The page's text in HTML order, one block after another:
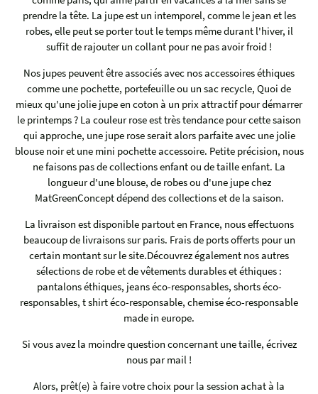
prendre la tête. La jupe est un intemporel, comme le jean et les
robes, elle peut se porter tout le temps même durant l'hiver, il
suffit de rajouter un collant pour ne pas avoir froid !
Nos jupes peuvent être associés avec nos accessoires éthiques
comme une pochette, portefeuille ou un sac recycle, Quoi de
mieux qu'une jolie jupe en coton à un prix attractif pour démarrer
le printemps ? La couleur rose est très tendance pour cette saison
qui approche, une jupe rose serait alors parfaite avec une jolie
blouse noir et une mini pochette accessoire. Petite précision, nous
ne faisons pas de collections enfant ou de taille enfant. La
longueur d'une blouse, de robes ou d'une jupe chez
MatGreenConcept dépend des collections et de la saison.
La livraison est disponible partout en France, nous effectuons
beaucoup de livraisons sur paris. Frais de ports offerts pour un
certain montant sur le site.Découvrez également nos autres
sélections de robe et de vêtements durables et éthiques :
pantalons éthiques, jeans éco-responsables, shorts éco-
responsables, t shirt éco-responsable, chemise éco-responsable
made in europe.
Si vous avez la moindre question concernant une taille, écrivez
nous par mail !
Alors, prêt(e) à faire votre choix pour la session achat à la